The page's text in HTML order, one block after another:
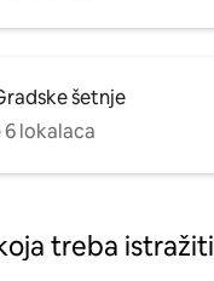
šetnje
lokalaca
treba istražiti